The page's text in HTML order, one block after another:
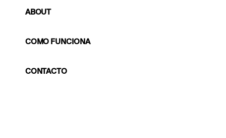
ABOUT
COMO FUNCIONA
CONTACTO